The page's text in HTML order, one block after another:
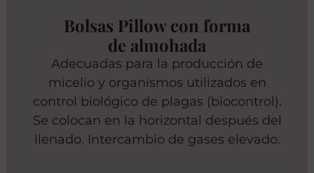
Bolsas Pillow con forma
de almohada
Adecuadas para la producción de
micelio y organismos utilizados en
control biológico de plagas (biocontrol).
Se colocan en la horizontal después del
llenado. Intercambio de gases elevado.